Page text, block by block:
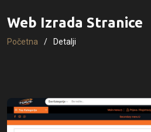
Web Izrada Stranice
Početna Detalji